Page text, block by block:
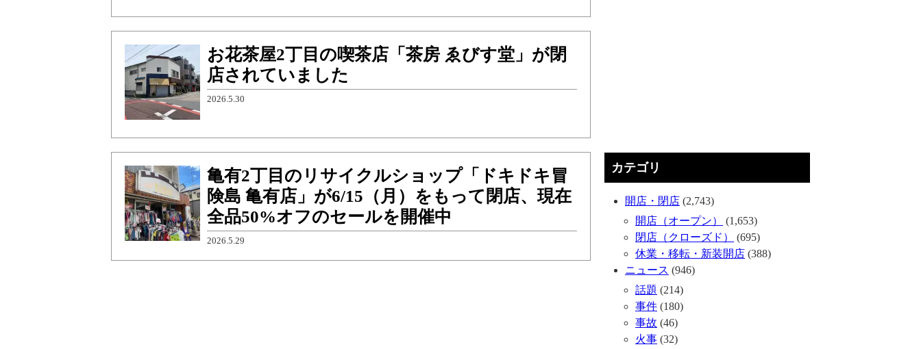
お花茶屋2丁目の喫茶店「茶房 ゑびす堂」が閉
店されていました
2026.5.30
亀有2丁目のリサイクルショップ「ドキドキ冒
険島 亀有店」が6/15（月）をもって閉店、現在
全品50%オフのセールを開催中
2026.5.29
カテゴリ
開店・閉店 (2,743)
開店（オープン）
(1,653)
閉店（クローズド）
(695)
休業・移転・新装開店 (388)
ニュース (946)
話題 (214)
事件 (180)
事故 (46)
火事 (32)